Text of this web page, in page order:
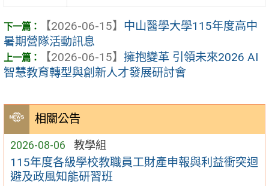
相關公告
2026-08-06 教學組
115年度各級學校教職員工財產申報與利益衝突迴
避及政風知能研習班
【2026-06-15】 中山醫學大學115年度高中
暑期營隊活動訊息
【2026-06-15】 擁抱變革 引領未來2026 AI
智慧教育轉型與創新人才發展研討會